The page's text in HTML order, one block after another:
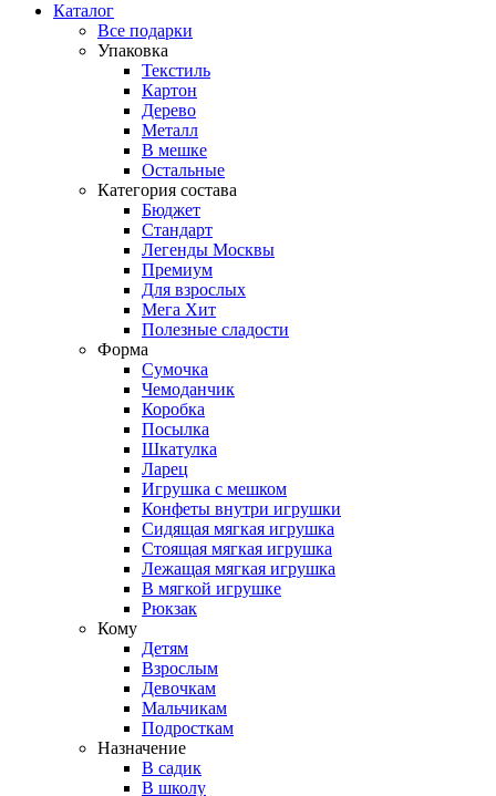
Каталог
Все подарки
Упаковка
Текстиль
Картон
Дерево
Металл
В мешке
Остальные
Категория состава
Бюджет
Стандарт
Легенды Москвы
Премиум
Для взрослых
Мега Хит
Полезные сладости
Форма
Сумочка
Чемоданчик
Коробка
Посылка
Шкатулка
Ларец
Игрушка с мешком
Конфеты внутри игрушки
Сидящая мягкая игрушка
Стоящая мягкая игрушка
Лежащая мягкая игрушка
В мягкой игрушке
Рюкзак
Кому
Детям
Взрослым
Девочкам
Мальчикам
Подросткам
Назначение
В садик
В школу